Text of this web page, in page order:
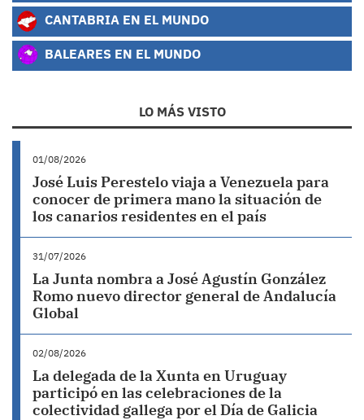
CANTABRIA EN EL MUNDO
BALEARES EN EL MUNDO
LO MÁS VISTO
01/08/2026
José Luis Perestelo viaja a Venezuela para
conocer de primera mano la situación de
los canarios residentes en el país
31/07/2026
La Junta nombra a José Agustín González
Romo nuevo director general de Andalucía
Global
02/08/2026
La delegada de la Xunta en Uruguay
participó en las celebraciones de la
colectividad gallega por el Día de Galicia